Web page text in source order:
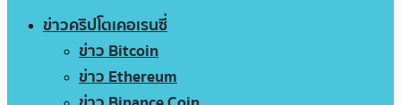
ข่าวคริปโตเคอเรนซี่
ข่าว Bitcoin
ข่าว Ethereum